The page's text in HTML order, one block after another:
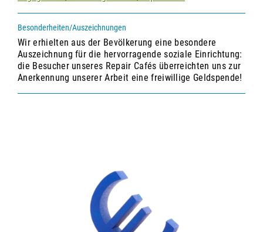
Besonderheiten/Auszeichnungen
Wir erhielten aus der Bevölkerung eine besondere
Auszeichnung für die hervorragende soziale Einrichtung:
die Besucher unseres Repair Cafés überreichten uns zur
Anerkennung unserer Arbeit eine freiwillige Geldspende!